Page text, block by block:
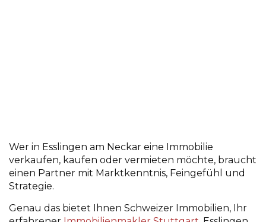
Wer in Esslingen am Neckar eine Immobilie
verkaufen, kaufen oder vermieten möchte, braucht
einen Partner mit Marktkenntnis, Feingefühl und
Strategie.
Genau das bietet Ihnen Schweizer Immobilien, Ihr